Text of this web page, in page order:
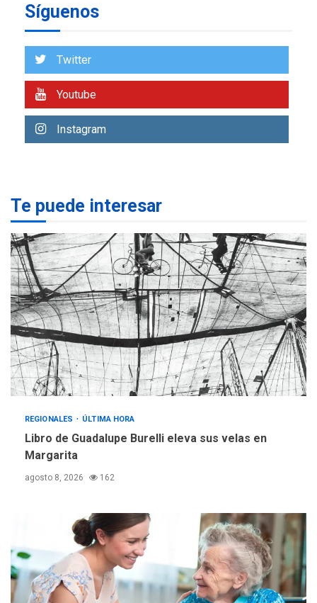
7
2
Margarita será sede de
para aprender a atender
adultos mayores
3
REGIONALES ÚLTIMA HORA
Mariño fortalece capacidad
operativa con flota
vehicular de 60 unidades
adquiridas en un año de
gestión
4
REGIONALES ÚLTIMA HORA
«Juan Bautista Arismendi» a
la altura de Macho Muerto
trabajan en diplomado para
creación y manejo de
estadísticas de turismo
Síguenos
Twitter
Youtube
Instagram
Te puede interesar
REGIONALES ÚLTIMA HORA
Libro de Guadalupe Burelli eleva sus velas en
Margarita
agosto 8, 2026 162